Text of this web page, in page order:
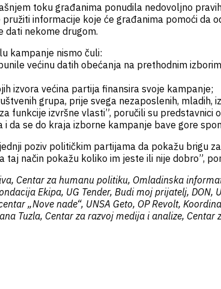
toku građanima ponudila nedovoljno
informacije koje će građanima pomoći
dati nekome drugom.
kampanje nismo čuli:
većinu datih obećanja na prethodnim
izvora većina partija finansira svoje kampanje;
grupa, prije svega nezaposlenih, mladih,
funkcije izvršne vlasti”, poručili su
da se do kraja izborne kampanje bave gore
poziv političkim partijama da pokažu brigu
taj način pokažu koliko im jeste ili nije dobro”,
Centar za humanu politiku, Omladinska
Ekipa, UG Tender, Budi moj prijatelj,
„Nove nade“, UNSA Geto, OP Revolt,
Tuzla, Centar za razvoj medija i analize,